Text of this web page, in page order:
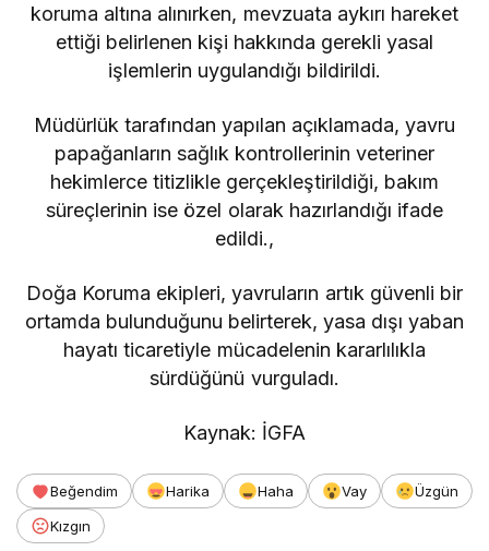
koruma altına alınırken, mevzuata aykırı hareket
ettiği belirlenen kişi hakkında gerekli yasal
işlemlerin uygulandığı bildirildi.
Müdürlük tarafından yapılan açıklamada, yavru
papağanların sağlık kontrollerinin veteriner
hekimlerce titizlikle gerçekleştirildiği, bakım
süreçlerinin ise özel olarak hazırlandığı ifade
edildi.,
Doğa Koruma ekipleri, yavruların artık güvenli bir
ortamda bulunduğunu belirterek, yasa dışı yaban
hayatı ticaretiyle mücadelenin kararlılıkla
sürdüğünü vurguladı.
Kaynak: İGFA
Beğendim Harika Haha Vay
Üzgün
Kızgın